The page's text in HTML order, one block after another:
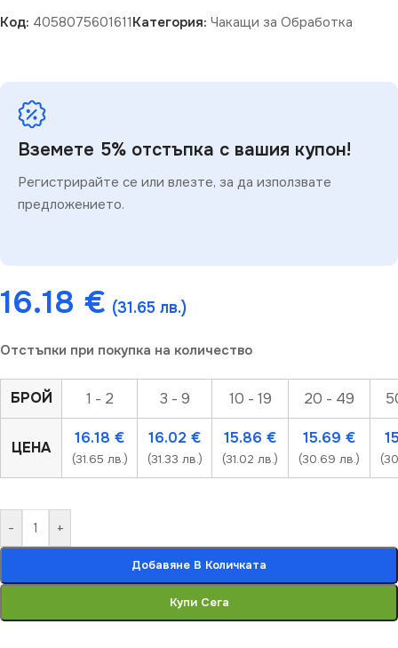
Код: 4058075601611Категория: Чакащи за Обработка
Вземете 5% отстъпка с вашия купон!
Регистрирайте се или влезте, за да използвате
предложението.
16.18 € (31.65 лв.)
Отстъпки при покупка на количество
БРОЙ 1 - 2 3 - 9 10 - 19 20 - 49
ЦЕНА
16.18 €
(31.65 лв.)
16.02 €
(31.33 лв.)
15.86 €
(31.02 лв.)
15.69 €
(30.69 лв.)
- +
Добавяне В Количката
Купи Сега